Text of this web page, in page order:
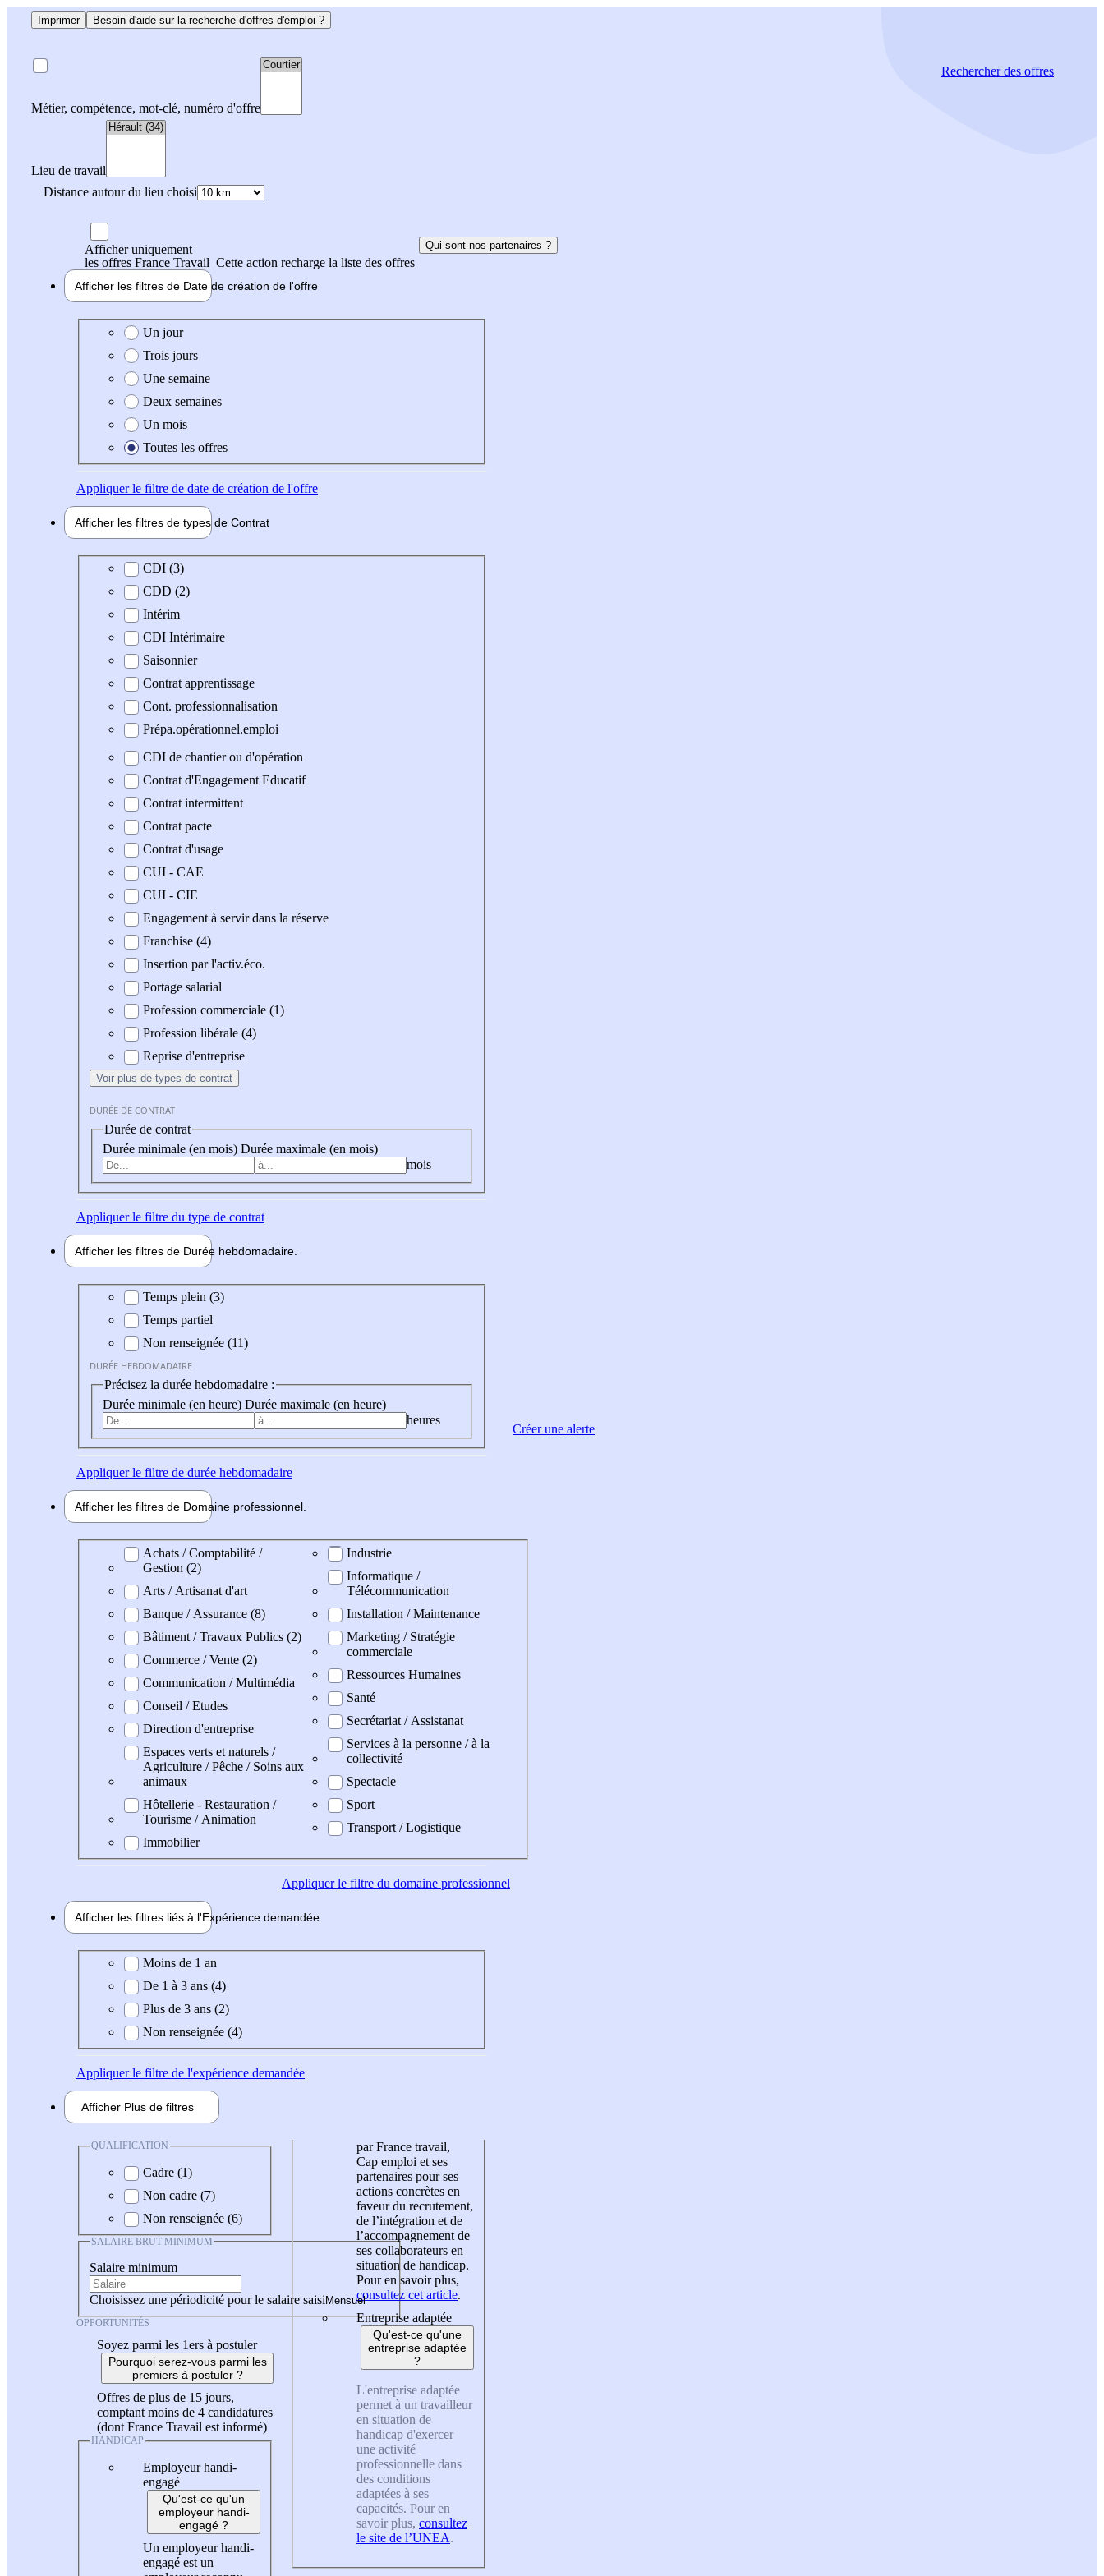
Imprimer Besoin d'aide sur la recherche d'offres d'emploi ?
Métier, compétence, mot-clé, numéro d'offre
Lieu de travail
Distance autour du lieu choisi
Rechercherdes offres
Afficher uniquement
les offres France Travail Cette action recharge la liste des offres
Qui sont nos partenaires ?
Afficher les filtres de Date de création de l'offre
Date de création de l'offre
Un jour
Trois jours
Une semaine
Deux semaines
Un mois
Toutes les offres
Appliquerle filtre de date de création de l'offre
Afficher les filtres de types de Contrat
Type de contrat
CDI (3)
CDD (2)
Intérim
CDI Intérimaire
Saisonnier
Contrat apprentissage
Cont. professionnalisation
Prépa.opérationnel.emploi
CDI de chantier ou d'opération
Contrat d'Engagement Educatif
Contrat intermittent
Contrat pacte
Contrat d'usage
CUI - CAE
CUI - CIE
Engagement à servir dans la réserve
Franchise (4)
Insertion par l'activ.éco.
Portage salarial
Profession commerciale (1)
Profession libérale (4)
Reprise d'entreprise
Voir plus de types de contrat
DURÉE DE CONTRAT
Durée de contrat
Durée minimale (en mois) Durée maximale (en mois)
mois
Appliquerle filtre du type de contrat
Afficher les filtres de Durée hebdomadaire
Durée hebdomadaire
Temps plein (3)
Temps partiel
Non renseignée (11)
DURÉE HEBDOMADAIRE
Précisez la durée hebdomadaire :
Durée minimale (en heure) Durée maximale (en heure)
heures
Appliquerle filtre de durée hebdomadaire
Afficher les filtres de Domaine professionnel
Domaine professionel
Achats / Comptabilité /
Gestion (2)
Arts / Artisanat d'art
Banque / Assurance (8)
Bâtiment / Travaux Publics (2)
Commerce / Vente (2)
Communication / Multimédia
Conseil / Etudes
Direction d'entreprise
Espaces verts et naturels /
Agriculture / Pêche / Soins aux
animaux
Hôtellerie - Restauration /
Tourisme / Animation
Immobilier
Industrie
Informatique /
Télécommunication
Installation / Maintenance
Marketing / Stratégie
commerciale
Ressources Humaines
Santé
Secrétariat / Assistanat
Services à la personne / à la
collectivité
Spectacle
Sport
Transport / Logistique
Appliquerle filtre du domaine professionnel
Afficher les filtres liés à l'Expérience demandée
Expérience demandée
Moins de 1 an
De 1 à 3 ans (4)
Plus de 3 ans (2)
Non renseignée (4)
Appliquerle filtre de l'expérience demandée
Afficher Plus de filtres
QUALIFICATION
Cadre (1)
Non cadre (7)
Non renseignée (6)
SALAIRE BRUT MINIMUM
Salaire minimum
Choisissez une périodicité pour le salaire saisi
OPPORTUNITÉS
Soyez parmi les 1ers à postuler
Pourquoi serez-vous parmi les
premiers à postuler ?
Offres de plus de 15 jours,
comptant moins de 4 candidatures
(dont France Travail est informé)
HANDICAP
Employeur handi-
engagé
Qu'est-ce qu'un
employeur handi-
engagé ?
Un employeur handi-
engagé est un
par France travail,
Cap emploi et ses
partenaires pour ses
actions concrètes en
faveur du recrutement,
de l’intégration et de
l’accompagnement de
ses collaborateurs en
situation de handicap.
Pour en savoir plus,
consultez cet article.
Entreprise adaptée
Qu'est-ce qu'une
entreprise adaptée
?
L'entreprise adaptée
permet à un travailleur
en situation de
handicap d'exercer
une activité
professionnelle dans
des conditions
adaptées à ses
capacités. Pour en
savoir plus, consultez
le site de l’UNEA.
Créer une alerte